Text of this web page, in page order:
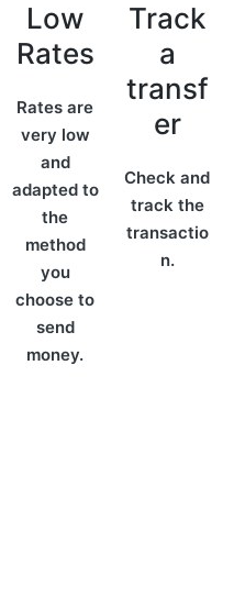
Low
Rates
Rates are
very low
and
adapted to
the
method
you
choose to
send
money.
Track
a
transf
er
Check and
track the
transactio
n.